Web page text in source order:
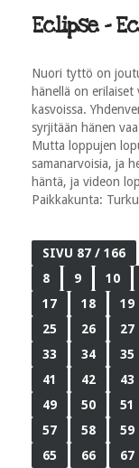
Eclipse -
Nuori tyttö on
hänellä on
kasvoissa.
syrjitään hänen
Mutta loppujen
samanarvoisia, ja
häntä, ja videon
Paikkakunta:
SIVU 87 / 166
8
9 10
17
18 19
25
26 27
33
34 35
41
42 43
49
50 51
57
58 59
65
66 67